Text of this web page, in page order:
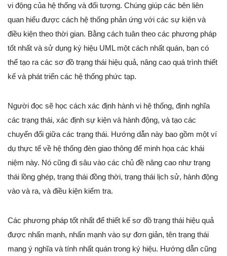
vi động của hệ thống và đối tượng. Chúng giúp các bên liên
quan hiểu được cách hệ thống phản ứng với các sự kiện và
điều kiện theo thời gian. Bằng cách tuân theo các phương pháp
tốt nhất và sử dụng ký hiệu UML một cách nhất quán, bạn có
thể tạo ra các sơ đồ trạng thái hiệu quả, nâng cao quá trình thiết
kế và phát triển các hệ thống phức tạp.
Người đọc sẽ học cách xác định hành vi hệ thống, định nghĩa
các trạng thái, xác định sự kiện và hành động, và tạo các
chuyển đổi giữa các trạng thái. Hướng dẫn này bao gồm một ví
dụ thực tế về hệ thống đèn giao thông để minh họa các khái
niệm này. Nó cũng đi sâu vào các chủ đề nâng cao như trạng
thái lồng ghép, trạng thái đồng thời, trạng thái lịch sử, hành động
vào và ra, và điều kiện kiểm tra.
Các phương pháp tốt nhất để thiết kế sơ đồ trạng thái hiệu quả
được nhấn mạnh, nhấn mạnh vào sự đơn giản, tên trạng thái
mang ý nghĩa và tính nhất quán trong ký hiệu. Hướng dẫn cũng